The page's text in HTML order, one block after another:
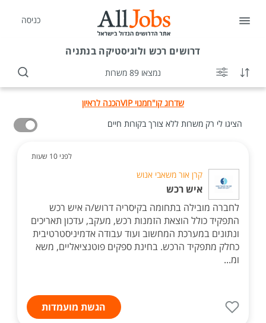
כניסה
דרושים רכש ולוגיסטיקה בנתניה
נמצאו 89 משרות
שדרוג קו"חמנוי VIP
הכנה לראיון
הציגו לי רק משרות ללא צורך בקורות חיים
לפני 10 שעות
קרן אור משאבי אנוש
איש רכש
לחברה מובילה בתחומה בקיסריה דרוש/ה איש רכש
התפקיד כולל הוצאת הזמנות רכש, מעקב, עדכון תאריכים
ונתונים במערכת המחשוב ועוד עבודה אדמיניסטרטיבית
כחלק מתפקיד הרכש. בחינת ספקים פוטנציאליים, משא
ומ...
הגשת מועמדות